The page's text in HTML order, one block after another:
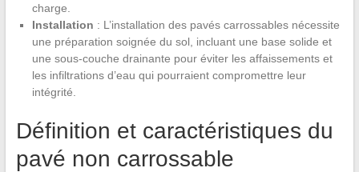
charge.
Installation : L’installation des pavés carrossables nécessite
une préparation soignée du sol, incluant une base solide et
une sous-couche drainante pour éviter les affaissements et
les infiltrations d’eau qui pourraient compromettre leur
intégrité.
Définition et caractéristiques du
pavé non carrossable